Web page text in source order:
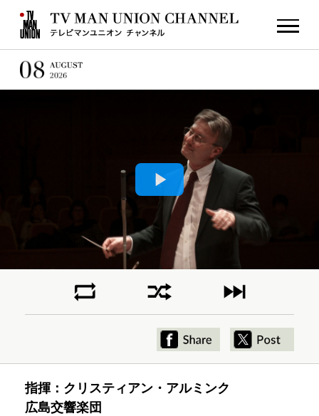
指揮：クリスティアン・アルミンク
広島交響楽団